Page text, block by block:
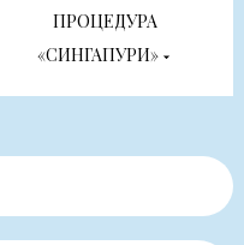
ПРОЦЕДУРА
«СИНГАПУРИ»